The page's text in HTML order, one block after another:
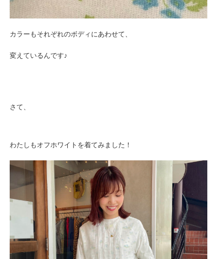
カラーもそれぞれのボディにあわせて、
変えているんです♪
さて、
わたしもオフホワイトを着てみました！